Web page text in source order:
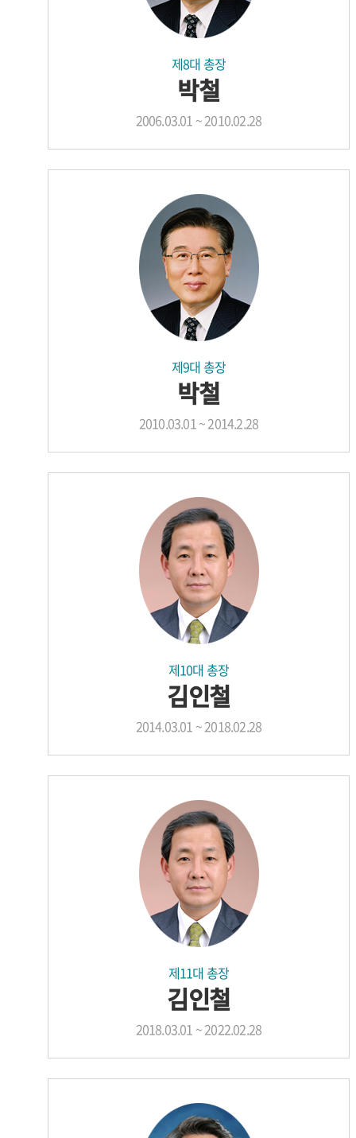
제8대 총장
박철
2006.03.01 ~ 2010.02.28
제9대 총장
박철
2010.03.01 ~ 2014.2.28
제10대 총장
김인철
2014.03.01 ~ 2018.02.28
제11대 총장
김인철
2018.03.01 ~ 2022.02.28